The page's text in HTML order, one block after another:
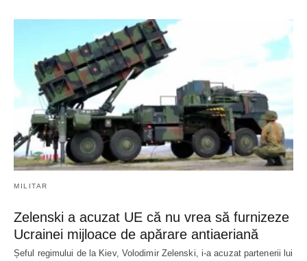
MILITAR
Zelenski a acuzat UE că nu vrea să furnizeze
Ucrainei mijloace de apărare antiaeriană
Șeful regimului de la Kiev, Volodimir Zelenski, i-a acuzat partenerii lui